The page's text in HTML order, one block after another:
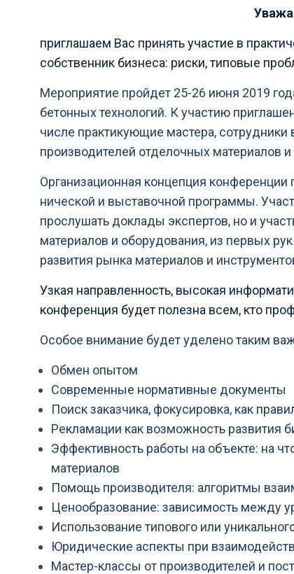
приглашаем Вас принять участие в
собственник бизнеса: риски, типовые
Мероприятие пройдет 25-26 июня 2019
бетонных технологий. К участию
числе практикующие мастера,
производителей отделочных материалов
Ор­га­ни­за­ци­он­ная кон­цеп­ция
ни­чес­кой и выставочной программы.
прослушать доклады экспертов, но и
материалов и оборудования, из первых
развития рынка материалов и
Узкая направленность, высокая
конференция будет полезна всем, кто
Особое внимание будет уделено таким
Обмен опытом
Современные нормативные документы
Поиск заказчика, фокусировка, как
Рекламации как возможность развития
Эффективность работы на объекте: на
материалов
Помощь производителя: алгоритмы
Ценообразование: зависимость между
Использование типового или
Юридические аспекты при
Мастер-классы от производителей и